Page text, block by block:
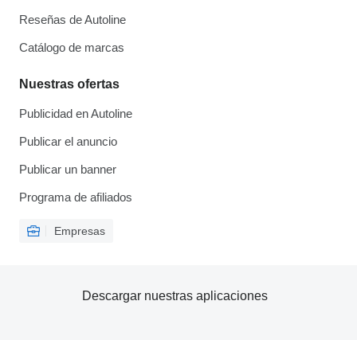
Reseñas de Autoline
Catálogo de marcas
Nuestras ofertas
Publicidad en Autoline
Publicar el anuncio
Publicar un banner
Programa de afiliados
Empresas
Descargar nuestras aplicaciones